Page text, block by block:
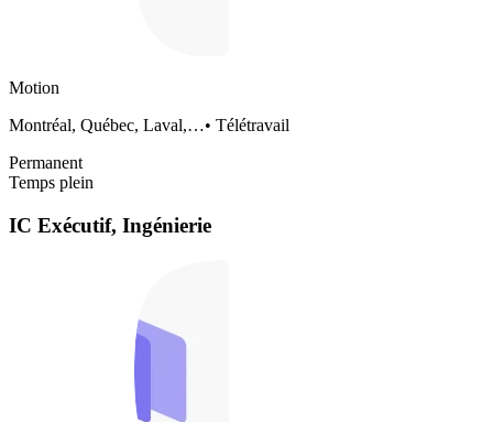
Motion
Montréal, Québec, Laval,…• Télétravail
Permanent
Temps plein
IC Exécutif, Ingénierie